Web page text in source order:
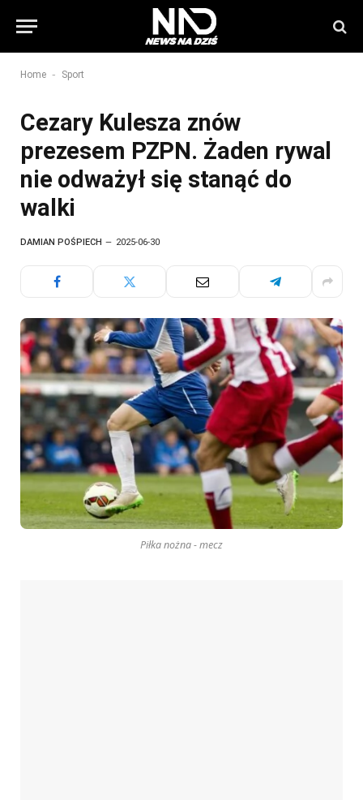
Home - Sport
Cezary Kulesza znów
prezesem PZPN. Żaden rywal
nie odważył się stanąć do
walki
DAMIAN POŚPIECH 2025-06-30
Piłka nożna - mecz